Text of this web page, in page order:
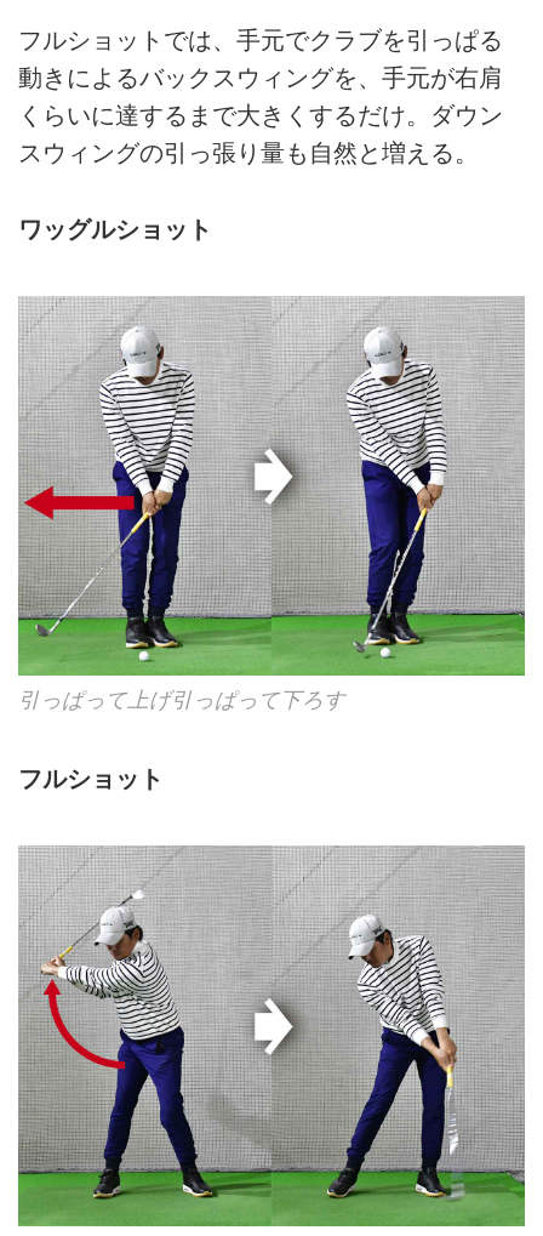
フルショットでは、手元でクラブを引っぱる
動きによるバックスウィングを、手元が右肩
くらいに達するまで大きくするだけ。ダウン
スウィングの引っ張り量も自然と増える。
ワッグルショット
引っぱって上げ引っぱって下ろす
フルショット